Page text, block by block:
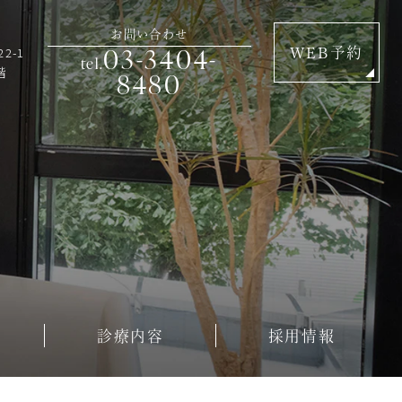
1
お問い合わせ
tel.03-3404-
8480
WEB予約
診療内容 採用情報